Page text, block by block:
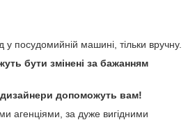
у посудомийній машині, тільки вручну.
бути змінені за бажанням
допоможуть вам!
агенціями, за дуже вигідними